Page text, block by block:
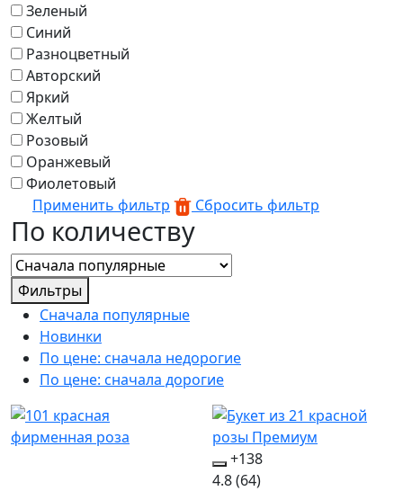
Зеленый
Синий
Разноцветный
Авторский
Яркий
Желтый
Розовый
Оранжевый
Фиолетовый
Применить фильтр
Сбросить фильтр
По количеству
Фильтры
Сначала популярные
Новинки
По цене: сначала недорогие
По цене: сначала дорогие
+138
4.8(64)